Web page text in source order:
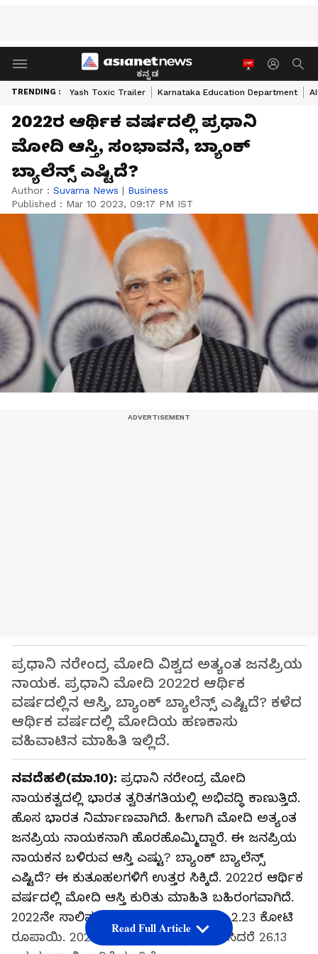
ಕನ್ನಡ
TRENDING : Yash Toxic Trailer Karnataka Education Department
2022ರ ಆರ್ಥಿಕ ವರ್ಷದಲ್ಲಿ ಪ್ರಧಾನಿ
ಮೋದಿ ಆಸ್ತಿ, ಸಂಭಾವನೆ, ಬ್ಯಾಂಕ್
ಬ್ಯಾಲೆನ್ಸ್ ಎಷ್ಟಿದೆ?
Author : Suvarna News | Business
Published : Mar 10 2023, 09:17 PM IST
ಪ್ರಧಾನಿ ನರೇಂದ್ರ ಮೋದಿ ವಿಶ್ವದ ಅತ್ಯಂತ ಜನಪ್ರಿಯ
ನಾಯಕ. ಪ್ರಧಾನಿ ಮೋದಿ 2022ರ ಆರ್ಥಿಕ
ವರ್ಷದಲ್ಲಿನ ಆಸ್ತಿ, ಬ್ಯಾಂಕ್ ಬ್ಯಾಲೆನ್ಸ್ ಎಷ್ಟಿದೆ? ಕಳೆದ
ಆರ್ಥಿಕ ವರ್ಷದಲ್ಲಿ ಮೋದಿಯ ಹಣಕಾಸು
ವಹಿವಾಟಿನ ಮಾಹಿತಿ ಇಲ್ಲಿದೆ.
ನವದೆಹಲಿ(ಮಾ.10): ಪ್ರಧಾನಿ ನರೇಂದ್ರ ಮೋದಿ
ನಾಯಕತ್ವದಲ್ಲಿ ಭಾರತ ತ್ವರಿತಗತಿಯಲ್ಲಿ ಅಭಿವದ್ಧಿ ಕಾಣುತ್ತಿದೆ.
ಹೊಸ ಭಾರತ ನಿರ್ಮಾಣವಾಗಿದೆ. ಹೀಗಾಗಿ ಮೋದಿ ಅತ್ಯಂತ
ಜನಪ್ರಿಯ ನಾಯಕನಾಗಿ ಹೊರಹೊಮ್ಮಿದ್ದಾರೆ. ಈ ಜನಪ್ರಿಯ
ನಾಯಕನ ಬಳಿರುವ ಆಸ್ತಿ ಎಷ್ಟು? ಬ್ಯಾಂಕ್ ಬ್ಯಾಲೆನ್ಸ್
ಎಷ್ಟಿದೆ? ಈ ಕುತೂಹಲಗಳಿಗೆ ಉತ್ತರ ಸಿಕ್ಕಿದೆ. 2022ರ ಆರ್ಥಿಕ
ವರ್ಷದಲ್ಲಿ ಮೋದಿ ಆಸ್ತಿ ಕುರಿತು ಮಾಹಿತಿ ಬಹಿರಂಗವಾಗಿದೆ.
2022ನೇ ಸಾಲಿನಲ್ಲಿ ಪ್ರಧಾನಿ ಮೋದಿ ಚರಾಸ್ತಿ 2.23 ಕೋಟಿ
ರೂಪಾಯಿ. 2021ರ ಆರ್ಥಿಕ ವರ್ಷಕ್ಕೆ ಹೋಲಿಸಿದರೆ 26.13
Read Full Article